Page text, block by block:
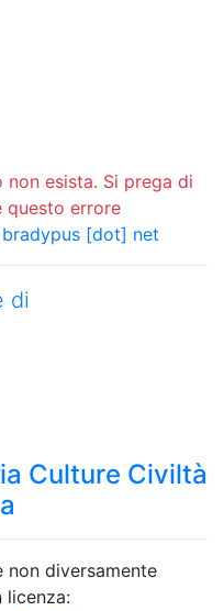
esista. Si prega di
errore
[dot] net
di
Culture Civiltà
non diversamente
licenza: